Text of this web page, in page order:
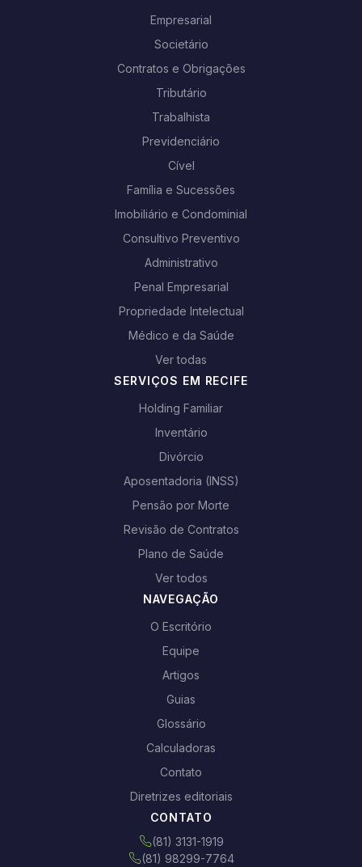
Empresarial
Societário
Contratos e Obrigações
Tributário
Trabalhista
Previdenciário
Cível
Família e Sucessões
Imobiliário e Condominial
Consultivo Preventivo
Administrativo
Penal Empresarial
Propriedade Intelectual
Médico e da Saúde
Ver todas
SERVIÇOS EM RECIFE
Holding Familiar
Inventário
Divórcio
Aposentadoria (INSS)
Pensão por Morte
Revisão de Contratos
Plano de Saúde
Ver todos
NAVEGAÇÃO
O Escritório
Equipe
Artigos
Guias
Glossário
Calculadoras
Contato
Diretrizes editoriais
CONTATO
(81) 3131-1919
(81) 98299-7764